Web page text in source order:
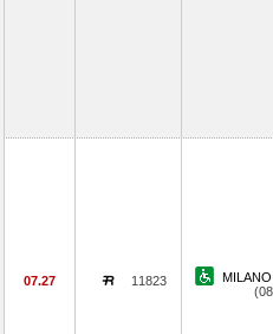
07.27 11823